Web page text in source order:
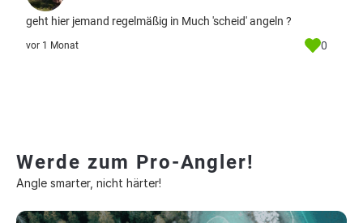
geht hier jemand regelmäßig in Much 'scheid' angeln ?
vor 1 Monat 0
Werde zum Pro-Angler!
Angle smarter, nicht härter!